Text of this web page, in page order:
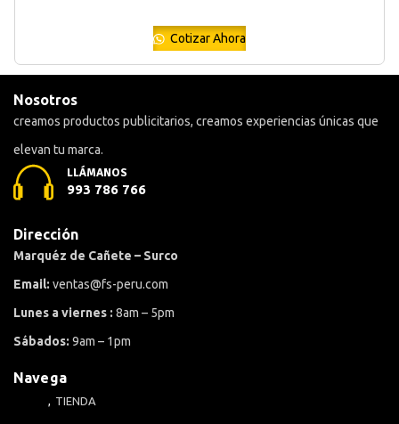
Cotizar Ahora
Nosotros
creamos productos publicitarios, creamos experiencias únicas que
elevan tu marca.
LLÁMANOS
993 786 766
Dirección
Marquéz de Cañete – Surco
Email: ventas@fs-peru.com
Lunes a viernes : 8am – 5pm
Sábados: 9am – 1pm
Navega
TIENDA